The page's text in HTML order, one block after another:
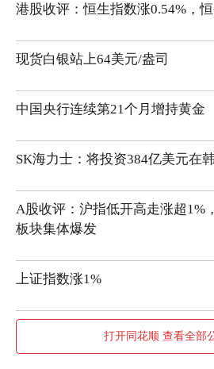
港股收评：恒生指数涨0.54%，
现货白银站上64美元/盎司
中国央行连续第21个月增持黄金
SK海力士：将投资384亿美元在
A股收评：沪指低开高走涨超1%
板块集体爆发
上证指数涨1%
打开同花顺 查看全部